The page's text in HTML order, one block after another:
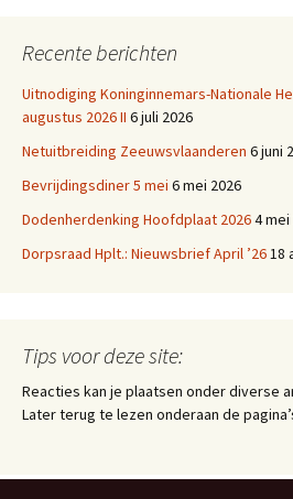
Recente berichten
Uitnodiging Koninginnemars-Nationale
augustus 2026 II 6 juli 2026
Netuitbreiding Zeeuwsvlaanderen 6 juni
Bevrijdingsdiner 5 mei 6 mei 2026
Dodenherdenking Hoofdplaat 20264 mei
Dorpsraad Hplt.: Nieuwsbrief April ’2618
Tips voor deze site:
Reacties kan je plaatsen onder diverse
Later terug te lezen onderaan de